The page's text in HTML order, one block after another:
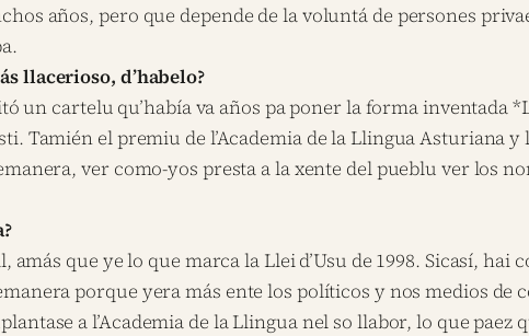
años, pero que depende de la voluntá de persones
llacerioso, d’habelo?
un cartelu qu’había va años pa poner la forma inventada
Tamién el premiu de l’Academia de la Llingua Asturiana
ver como-yos presta a la xente del pueblu ver los
que ye lo que marca la Llei d’Usu de 1998. Sicasí, hai
porque yera más ente los políticos y nos medios de
a l’Academia de la Llingua nel so llabor, lo que paez